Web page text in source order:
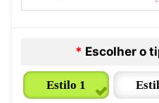
* Escolher o
Estilo 1